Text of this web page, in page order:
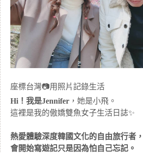
座標台灣📷用照片記錄生活
Hi！我是Jennifer ，她是小飛。
這裡是我的傲嬌雙魚女子生活日誌✨
熱愛體驗深度韓國文化的自由旅行者，
會開始寫遊記只是因為怕自己忘記。